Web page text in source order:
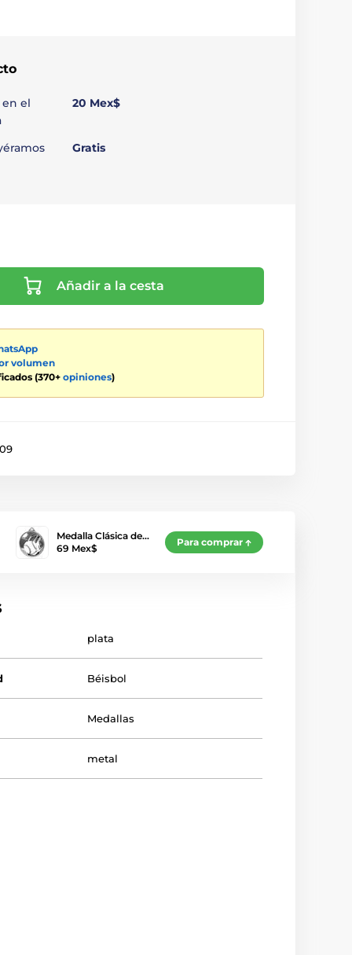
el
20 Mex$
Gratis
Añadir a la cesta
volumen
(370+ opiniones)
Medalla Clásica de…
69 Mex$
Para comprar
plata
Béisbol
Medallas
metal